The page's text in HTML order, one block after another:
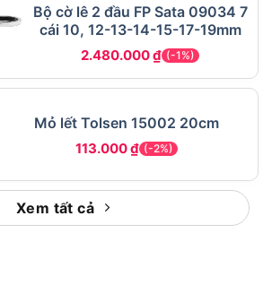
trang bị dụng cụ cố định cho
trên có thể thấy, Kingtony
nhất khi tần suất sử dụng cao và
biến động về size. Vì vậy, môi
cũng là yếu tố cần xem xét tiếp
hợp dùng trong môi trường
Bộ cờ lê 2 đầu FP Sata 09034 7
cái 10, 12-13-14-15-17-19mm
2.480.000₫ (-1%)
Mỏ lết Tolsen 15002 20cm
113.000₫ (-2%)
Xem tất cả